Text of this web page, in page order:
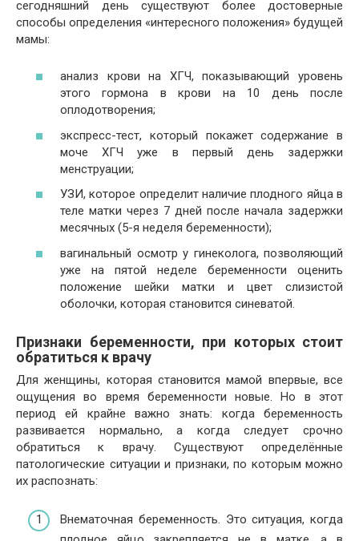
сегодняшний день существуют более достоверные
способы определения «интересного положения» будущей
мамы:
анализ крови на ХГЧ, показывающий уровень
этого гормона в крови на 10 день после
оплодотворения;
экспресс-тест, который покажет содержание в
моче ХГЧ уже в первый день задержки
менструации;
УЗИ, которое определит наличие плодного яйца в
теле матки через 7 дней после начала задержки
месячных (5-я неделя беременности);
вагинальный осмотр у гинеколога, позволяющий
уже на пятой неделе беременности оценить
положение шейки матки и цвет слизистой
оболочки, которая становится синеватой.
Признаки беременности, при которых стоит
обратиться к врачу
Для женщины, которая становится мамой впервые, все
ощущения во время беременности новые. Но в этот
период ей крайне важно знать: когда беременность
развивается нормально, а когда следует срочно
обратиться к врачу. Существуют определённые
патологические ситуации и признаки, по которым можно
их распознать:
Внематочная беременность. Это ситуация, когда